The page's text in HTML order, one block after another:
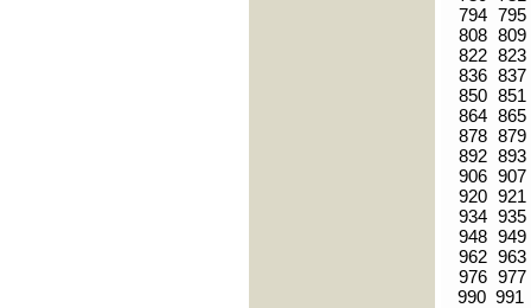
794 795
808 809
822 823
836 837
850 851
864 865
878 879
892 893
906 907
920 921
934 935
948 949
962 963
976 977
990 991